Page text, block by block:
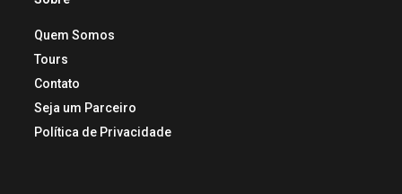
Quem Somos
Tours
Contato
Seja um Parceiro
Política de Privacidade